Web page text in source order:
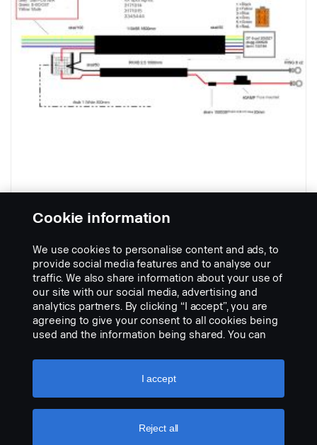
funkce)
Part nr.:3345443
Part Description:
6kolíková kabeláž pro dálková světla 3171014, 3171015 a
3345444
Cookie information
We use cookies to personalise content and ads, to
provide social media features and to analyse our
traffic. We also share information about your use of
our site with our social media, advertising and
analytics partners. By clicking “I accept”, you are
agreeing to give your consent to all cookies being
used and the information being shared. You can
settings” and selecting the categories you’d like to
accept. For a more detailed explanation of how we
Reject all
I accept